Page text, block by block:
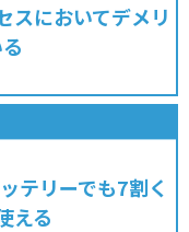
スにおいてデメリ
テリーでも7割く
える